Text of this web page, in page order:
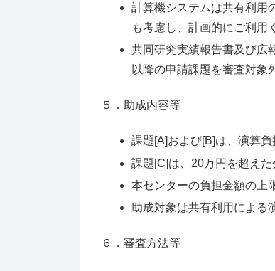
計算機システムは共有利用
も考慮し、計画的にご利用
共同研究実績報告書及び広
以降の申請課題を審査対象
５．助成内容等
課題[A]および[B]は、演算
課題[C]は、20万円を超え
本センターの負担金額の上
助成対象は共有利用による
６．審査方法等